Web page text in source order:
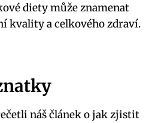
diety může znamenat
kvality a celkového zdraví.
náš článek o jak zjistit